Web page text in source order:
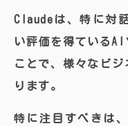
Claudeは、特に対
い評価を得ている
ことで、様々なビ
ります。
特に注目すべきは